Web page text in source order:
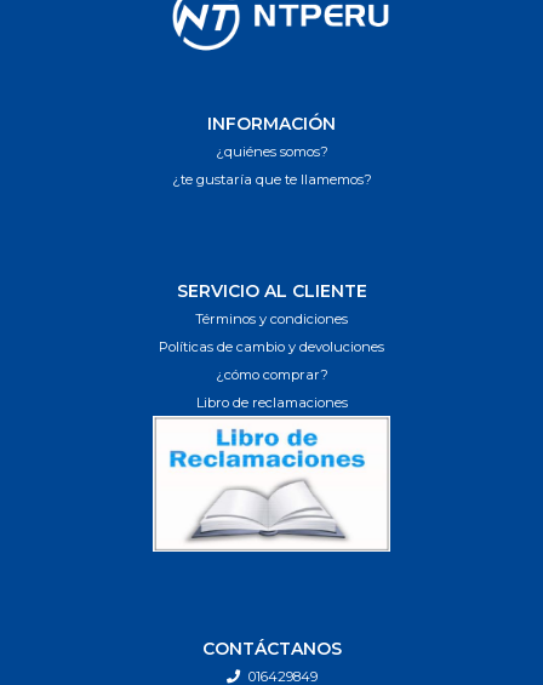
INFORMACIÓN
¿quiénes somos?
¿te gustaría que te llamemos?
SERVICIO AL CLIENTE
Términos y condiciones
Políticas de cambio y devoluciones
¿cómo comprar?
Libro de reclamaciones
CONTÁCTANOS
016429849